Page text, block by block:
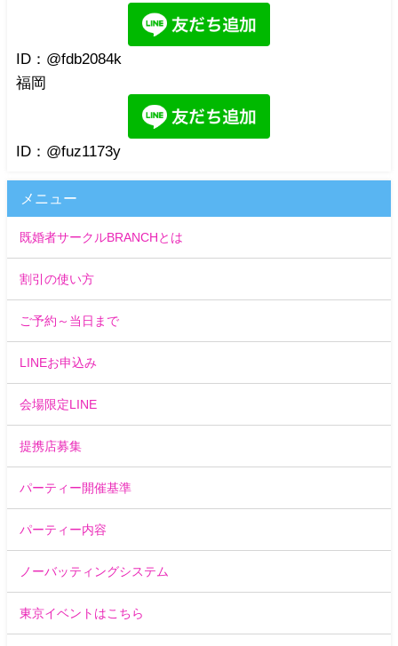
ID：@fdb2084k
福岡
ID：@fuz1173y
メニュー
既婚者サークルBRANCHとは
割引の使い方
ご予約～当日まで
LINEお申込み
会場限定LINE
提携店募集
パーティー開催基準
パーティー内容
ノーバッティングシステム
東京イベントはこちら